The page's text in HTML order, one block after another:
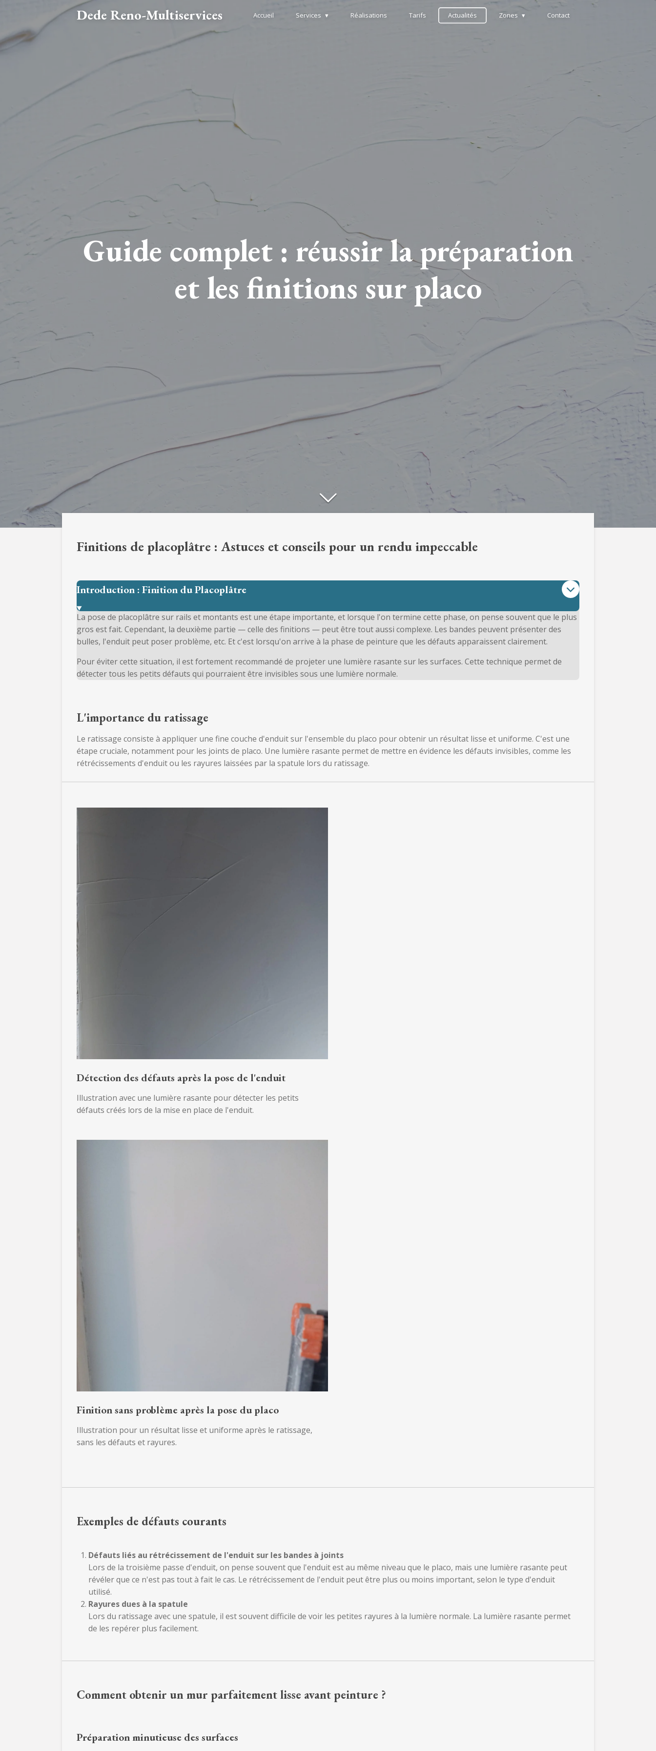
contenu
Dede Reno-Multiservices Accueil Services Réalisations Tarifs Actualités Zones Contact
Guide complet : réussir la préparation
et les finitions sur placo
Finitions de placoplâtre : Astuces et conseils pour un rendu impeccable
Introduction : Finition du Placoplâtre
La pose de placoplâtre sur rails et montants est une étape importante, et lorsque l'on termine cette phase, on pense souvent que le plus
gros est fait. Cependant, la deuxième partie — celle des finitions — peut être tout aussi complexe. Les bandes peuvent présenter des
bulles, l'enduit peut poser problème, etc. Et c'est lorsqu'on arrive à la phase de peinture que les défauts apparaissent clairement.
Pour éviter cette situation, il est fortement recommandé de projeter une lumière rasante sur les surfaces. Cette technique permet de
détecter tous les petits défauts qui pourraient être invisibles sous une lumière normale.
L'importance du ratissage
Le ratissage consiste à appliquer une fine couche d'enduit sur l'ensemble du placo pour obtenir un résultat lisse et uniforme. C'est une
étape cruciale, notamment pour les joints de placo. Une lumière rasante permet de mettre en évidence les défauts invisibles, comme les
rétrécissements d'enduit ou les rayures laissées par la spatule lors du ratissage.
Détection des défauts après la pose de l'enduit
Illustration avec une lumière rasante pour détecter les petits
défauts créés lors de la mise en place de l'enduit.
Finition sans problème après la pose du placo
Illustration pour un résultat lisse et uniforme après le ratissage,
sans les défauts et rayures.
Exemples de défauts courants
Défauts liés au rétrécissement de l'enduit sur les bandes à joints
Lors de la troisième passe d'enduit, on pense souvent que l'enduit est au même niveau que le placo, mais une lumière rasante peut
révéler que ce n'est pas tout à fait le cas. Le rétrécissement de l'enduit peut être plus ou moins important, selon le type d'enduit
utilisé.
Rayures dues à la spatule
Lors du ratissage avec une spatule, il est souvent difficile de voir les petites rayures à la lumière normale. La lumière rasante permet
de les repérer plus facilement.
Comment obtenir un mur parfaitement lisse avant peinture ?
Préparation minutieuse des surfaces